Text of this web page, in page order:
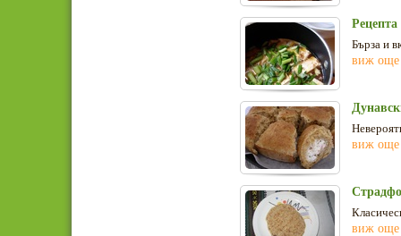
Рецепта
Бърза и
виж още
виж още
виж още